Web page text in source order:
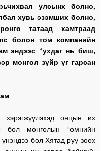
улсынх болно,
хувь эзэмших болно,
татаад хамтраад
болон том компанийн
эндээс “ухдаг нь биш,
монгол зүйр үг гарсан
онцын их
бол монголын “өмнийн
үнэндээ бол Хятад руу зөөх